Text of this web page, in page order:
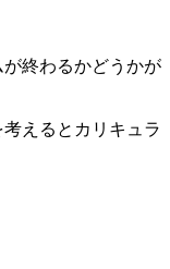
終わるかどうかが
えるとカリキュラ